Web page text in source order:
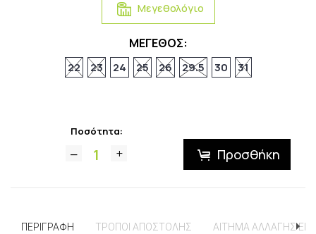
Μεγεθολόγιο
ΜΕΓΕΘΟΣ:
22 23 24 25 26 29.5 30 31
Ποσότητα:
Προσθήκη
ΠΕΡΙΓΡΑΦΗ ΤΡΟΠΟΙ ΑΠΟΣΤΟΛΗΣ ΑΙΤΗΜΑ ΑΛΛΑΓΗΣ